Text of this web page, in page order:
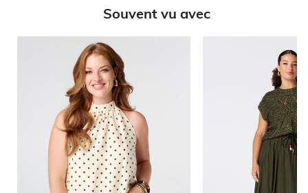
Souvent vu avec